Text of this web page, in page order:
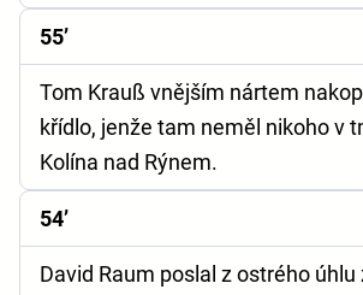
55’
Tom Krauß vnějším nártem
křídlo, jenže tam neměl nikoho v
Kolína nad Rýnem.
54’
David Raum poslal z ostrého